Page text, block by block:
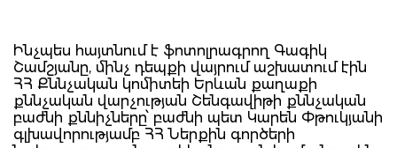
Ինչպես հայտնում է ֆոտոլրագրող Գագիկ
Շամշյանը, մինչ դեպքի վայրում աշխատում էին
ՀՀ Քննչական կոմիտեի Երևան քաղաքի
քննչական վարչության Շենգավիթի քննչական
բաժնի քննիչները՝ բաժնի պետ Կարեն Փթուկյանի
գլխավորությամբ ՀՀ Ներքին գործերի